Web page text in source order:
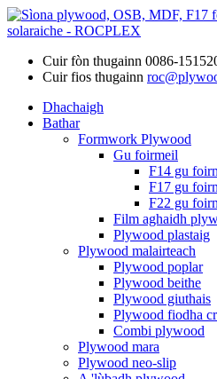
Cuir fòn thugainn 0086-
Cuir fios thugainn
Dhachaigh
Bathar
Formwork Plywood
Gu foirmeil
F14 gu
F17 gu
F22 gu
Film aghaidh
Plywood plastaig
Plywood malairteach
Plywood poplar
Plywood beithe
Plywood giuthais
Plywood fiodha
Combi plywood
Plywood mara
Plywood neo-slip